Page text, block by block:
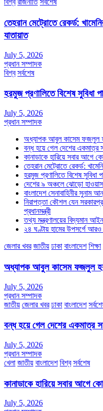
বিশ্ব রাজনীতি সর্বশেষ
তেহরান মেট্রোতে রেকর্ড:
যাতায়াত
July 5, 2026
প্রধান সম্পাদক
বিশ্ব সর্বশেষ
হরমুজ প্রণালিতে বিশেষ সুবিধা
July 5, 2026
প্রধান সম্পাদক
অধ্যাপক আবুল কাসেম ফজলুল
বন্ধ হয়ে গেল দেশের একমাত্র
কানাডাকে হারিয়ে সবার আগে
তেহরান মেট্রোতে রেকর্ড:
হরমুজ প্রণালিতে বিশেষ সুবিধা
দেশের ৯ অঞ্চলে ঝোড়ো
বাংলাদেশ সেনাবাহিনীর সুনাম
নিরাপত্তা কৌশল যেন
প্রধানমন্ত্রী
তথ্য মন্ত্রণালয়ের বিদ্যমান
২৪ ঘণ্টায় হামের উপসর্গে
জেলার খবর জাতীয় ঢাকা বাংলাদেশ শিক্ষা
অধ্যাপক আবুল কাসেম ফজলুল
July 5, 2026
প্রধান সম্পাদক
জাতীয় জেলার খবর ঢাকা বাংলাদেশ
বন্ধ হয়ে গেল দেশের একমাত্র
July 5, 2026
প্রধান সম্পাদক
খেলা জাতীয় বাংলাদেশ বিশ্ব সর্বশেষ
কানাডাকে হারিয়ে সবার আগে
July 5, 2026